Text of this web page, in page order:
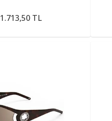
1.713,50 TL